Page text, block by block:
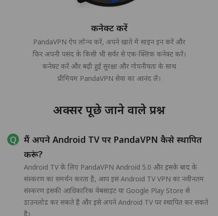
कनेक्ट करें
PandaVPN ऐप लॉन्च करें, अपने खाते में साइन इन करें और
फिर अपनी पसंद के किसी भी सर्वर से एक-क्लिक कनेक्ट करें।
कनेक्ट करें और बढ़ी हुई सुरक्षा और गोपनीयता के साथ
प्रीमियम PandaVPN सेवा का आनंद लें।
अक्सर पूछे जाने वाले प्रश्न
मैं अपने Android TV पर PandaVPN कैसे स्थापित
करूं?
Android TV के लिए PandaVPN Android 5.0 और इसके बाद के
संस्करण का समर्थन करता है, आप इस Android TV VPN का नवीनतम
संस्करण इसकी आधिकारिक वेबसाइट या Google Play Store से
डाउनलोड कर सकते हैं और इसे अपने Android TV पर स्थापित कर सकते
हैं।